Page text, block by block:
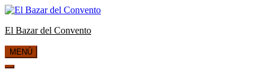
Saltar
contenido
El Bazar del Convento
MENÚ